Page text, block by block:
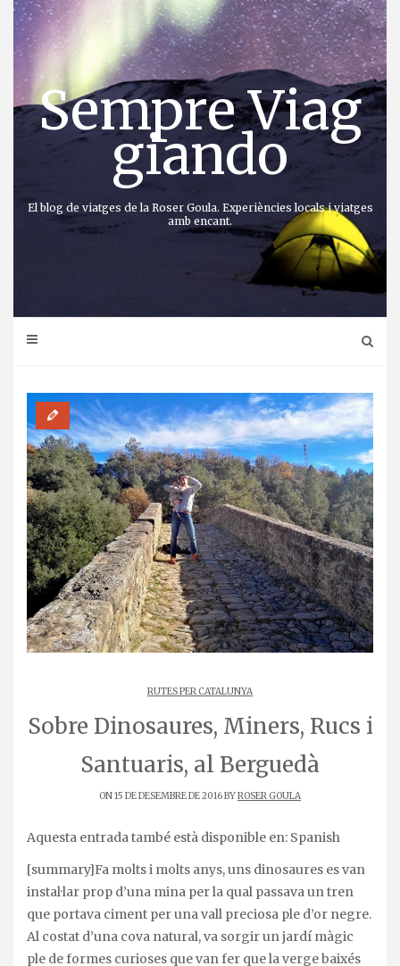
Anar
directament
contingut
Sempre Viag
giando
El blog de viatges de la Roser Goula. Experiències locals i viatges
amb encant.
RUTES PER CATALUNYA
Sobre Dinosaures, Miners, Rucs i
Santuaris, al Berguedà
ON 15 DE DESEMBRE DE 2016 BYROSER GOULA
Aquesta entrada també està disponible en: Spanish
[summary]Fa molts i molts anys, uns dinosaures es van
instal·lar prop d’una mina per la qual passava un tren
que portava ciment per una vall preciosa ple d’or negre.
Al costat d’una cova natural, va sorgir un jardí màgic
ple de formes curioses que van fer que la verge baixés